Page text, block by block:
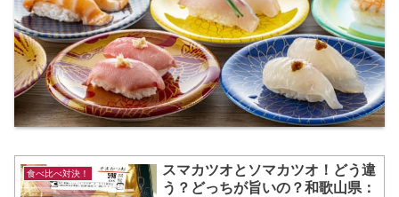
食べ比べ対決！
スマカツオとソマカツオ！どう違
う？どっちが旨いの？和歌山県：